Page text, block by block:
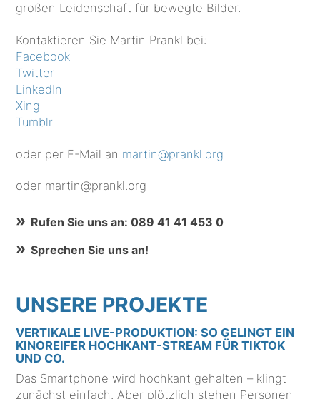
großen Leidenschaft für bewegte Bilder.
Kontaktieren Sie Martin Prankl bei:
Facebook
Twitter
LinkedIn
Xing
Tumblr
oder per E-Mail an martin@prankl.org
oder martin@prankl.org
Rufen Sie uns an: 089 41 41 453 0
Sprechen Sie uns an!
UNSERE PROJEKTE
VERTIKALE LIVE-PRODUKTION: SO GELINGT EIN
KINOREIFER HOCHKANT-STREAM FÜR TIKTOK
UND CO.
Das Smartphone wird hochkant gehalten – klingt
zunächst einfach. Aber plötzlich stehen Personen